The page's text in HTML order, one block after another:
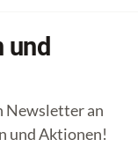
Newsletter an
und Aktionen!